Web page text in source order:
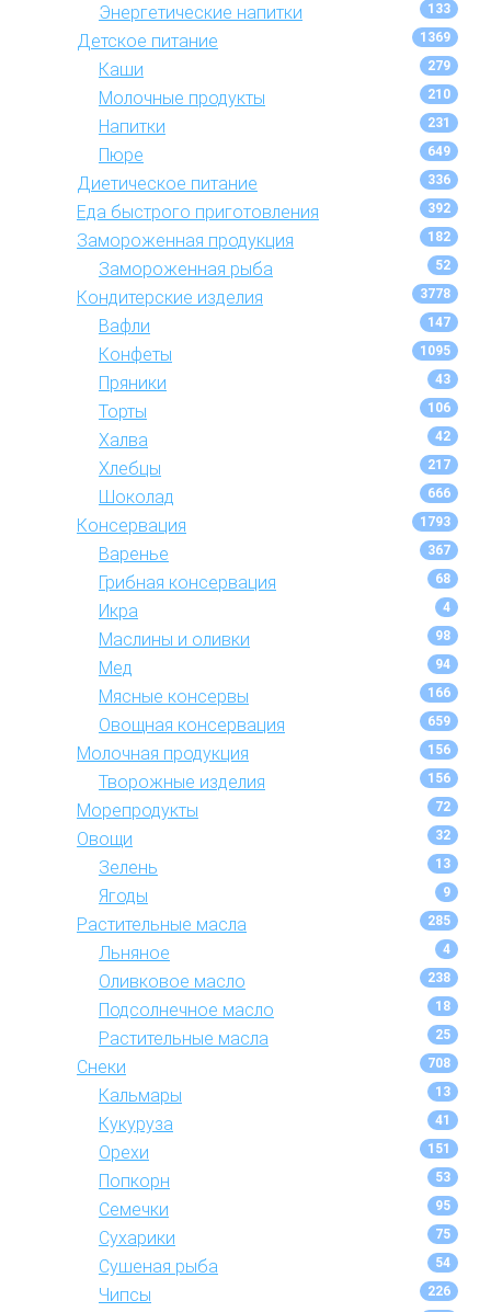
Энергетические напитки 133
Детское питание 1369
Каши 279
Молочные продукты 210
Напитки 231
Пюре 649
Диетическое питание 336
Еда быстрого приготовления 392
Замороженная продукция 182
Замороженная рыба 52
Кондитерские изделия 3778
Вафли 147
Конфеты 1095
Пряники 43
Торты 106
Халва 42
Хлебцы 217
Шоколад 666
Консервация 1793
Варенье 367
Грибная консервация 68
Икра 4
Маслины и оливки 98
Мед 94
Мясные консервы 166
Овощная консервация 659
Молочная продукция 156
Творожные изделия 156
Морепродукты 72
Овощи 32
Зелень 13
Ягоды 9
Растительные масла 285
Льняное 4
Оливковое масло 238
Подсолнечное масло 18
Растительные масла 25
Снеки 708
Кальмары 13
Кукуруза 41
Орехи 151
Попкорн 53
Семечки 95
Сухарики 75
Сушеная рыба 54
Чипсы 226